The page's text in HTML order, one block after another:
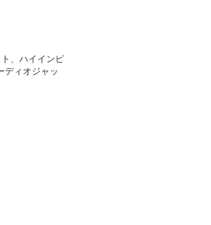
、ハイインピ
ディオジャッ